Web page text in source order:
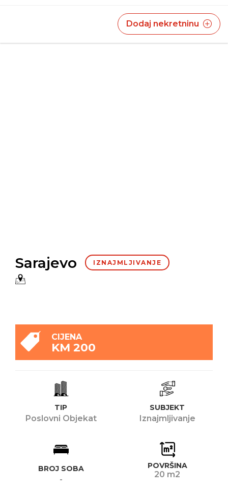
Dodaj nekretninu
Sarajevo IZNAJMLJIVANJE
CIJENA
KM 200
TIP
Poslovni Objekat
SUBJEKT
Iznajmljivanje
BROJ SOBA
-
POVRŠINA
20 m2